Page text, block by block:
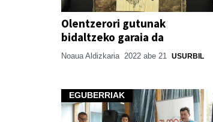
Olentzerori gutunak
bidaltzeko garaia da
Noaua Aldizkaria 2022 abe 21 USURBIL
EGUBERRIAK